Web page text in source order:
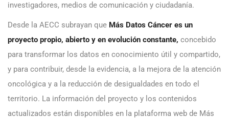
investigadores, medios de comunicación y ciudadanía.
Desde la AECC subrayan que Más Datos Cáncer es un
proyecto propio, abierto y en evolución constante, concebido
para transformar los datos en conocimiento útil y compartido,
y para contribuir, desde la evidencia, a la mejora de la atención
oncológica y a la reducción de desigualdades en todo el
territorio. La información del proyecto y los contenidos
actualizados están disponibles en la plataforma web de Más